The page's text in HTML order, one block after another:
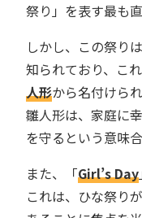
祭り」を表す最も
しかし、この祭り
知られており、こ
人形から名付けら
雛人形は、家庭に
を守るという意味
また、「Girl’s Day
これは、ひな祭りが